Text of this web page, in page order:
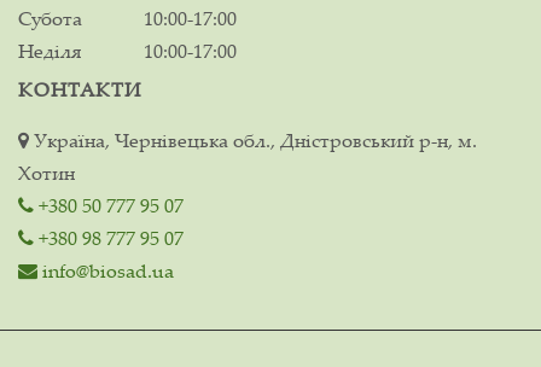
Субота
10:00-17:00
Неділя
10:00-17:00
КОНТАКТИ
Україна, Чернівецька обл., Дністровський р-н, м.
Хотин
+380 50 777 95 07
+380 98 777 95 07
info@biosad.ua